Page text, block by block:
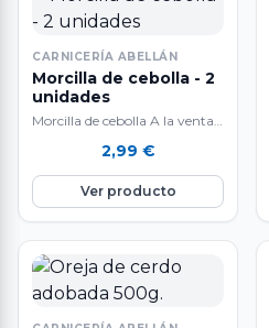
CARNICERÍA ABELLÁN
Morcilla de cebolla - 2
unidades
Morcilla de cebolla A la venta
cerdo es una de las…
2,99 €
Ver producto